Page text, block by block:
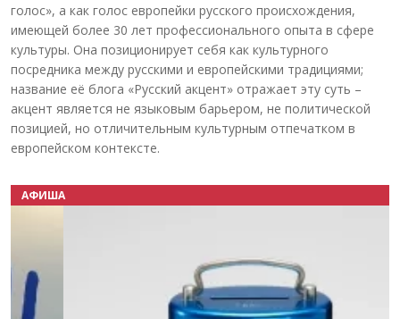
голос», а как голос европейки русского происхождения,
имеющей более 30 лет профессионального опыта в сфере
культуры. Она позиционирует себя как культурного
посредника между русскими и европейскими традициями;
название её блога «Русский акцент» отражает эту суть –
акцент является не языковым барьером, не политической
позицией, но отличительным культурным отпечатком в
европейском контексте.
АФИША